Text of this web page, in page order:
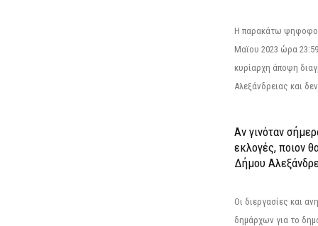
Η παρακάτω
Μαϊου 2023 ώρα
κυρίαρχη άποψη
Αλεξάνδρειας και
Αν γινόταν
εκλογές, ποιον
Δήμου
Οι διεργασίες και
δημάρχων για το